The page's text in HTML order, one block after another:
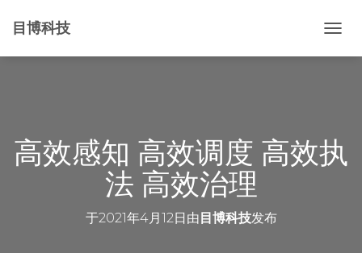
目博科技
换
高效感知 高效调度 高效执
法 高效治理
于2021年4月12日 由目博科技发布